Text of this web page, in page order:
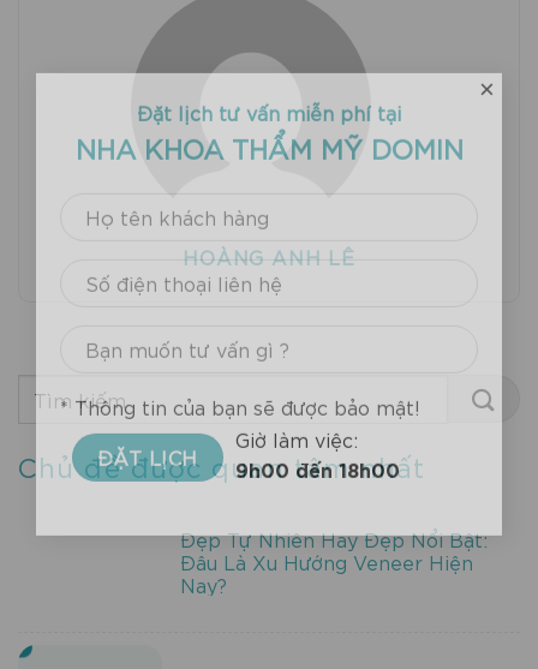
Đặt lịch tư vấn miễn phí tại
* Thông tin của bạn sẽ được bảo mật!
Giờ làm việc:
HOÀNG ANH LÊ
Chủ đề được quan tâm nhất
Đẹp Tự Nhiên Hay Đẹp Nổi Bật:
Đâu Là Xu Hướng Veneer Hiện
Nay?